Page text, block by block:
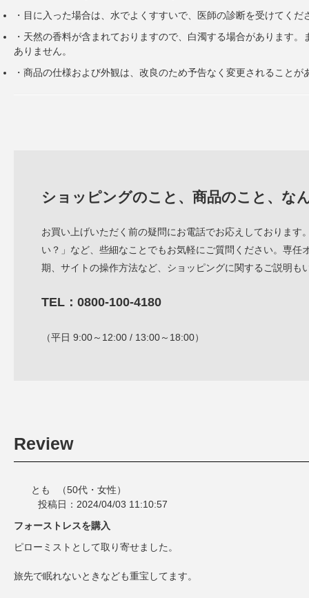
・目に入った場合は、水でよくすすいで、医師の診断を受けてくだ
・天然の香料が含まれておりますので、白濁する場合があります
ありません。
・商品の仕様および外観は、改良のため予告なく変更されることが
ショッピングのこと、商品のこと、な
お買い上げいただく前の疑問にお電話でお応えしておりま
い？」など、些細なことでもお気軽にご質問ください。専
期、サイトの操作方法など、ショッピングに関するご説明も
TEL：0800-100-4180
（平日 9:00～12:00 / 13:00～18:00）
Review
とも （50代・ 女性）
投稿日：2024/04/03 11:10:57
フォーストレスを購入
ピローミストとして取り寄せました。
旅先で眠れないときなども重宝してます。